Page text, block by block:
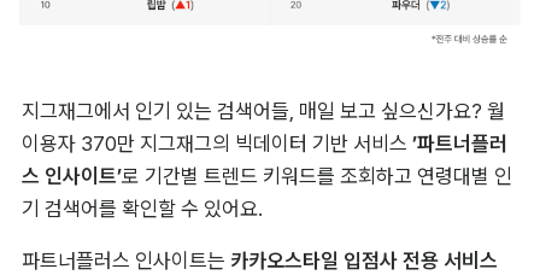
지그재그에서 인기 있는 검색어들, 매일 보고 싶으신가요? 월
이용자 370만 지그재그의 빅데이터 기반 서비스 ’파트너플러
스 인사이트’로 기간별 트렌드 키워드를 조회하고 연령대별 인
기 검색어를 확인할 수 있어요.
파트너플러스 인사이트는 카카오스타일 입점사 전용 서비스